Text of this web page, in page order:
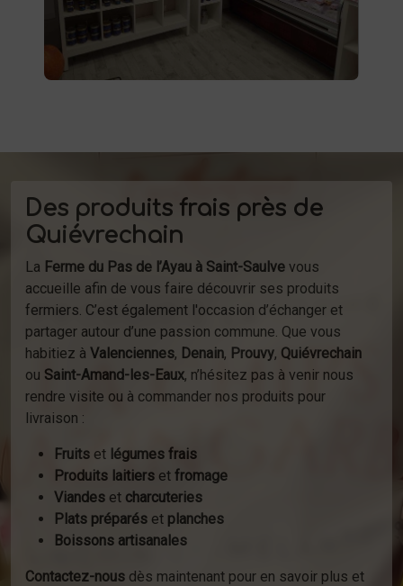
d'épicerie
à la ferme ou de notre service de
livraison.
Des produits frais près de
Quiévrechain
La Ferme du Pas de l’Ayau à Saint-Saulve vous
accueille afin de vous faire découvrir ses produits
fermiers. C’est également l'occasion d’échanger et
partager autour d’une passion commune. Que vous
habitiez à Valenciennes, Denain, Prouvy, Quiévrechain
ou Saint-Amand-les-Eaux, n’hésitez pas à venir nous
rendre visite ou à commander nos produits pour
livraison :
Fruits et légumes frais
Produits laitiers et fromage
Viandes et charcuteries
Plats préparés et planches
Boissons artisanales
Contactez-nous dès maintenant pour en savoir plus et